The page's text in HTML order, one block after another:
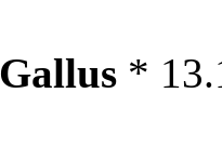
*